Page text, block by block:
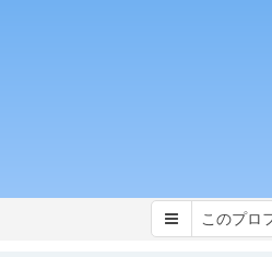
このプロ